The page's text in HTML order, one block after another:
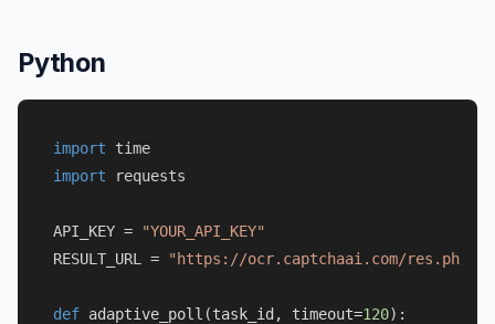
Python
import
import requests
API_KEY =
"YOUR_API_KEY"
RESULT_URL =
"https://ocr.captchaai.com/res.php"
def adaptive_poll (task_id, timeout=120):